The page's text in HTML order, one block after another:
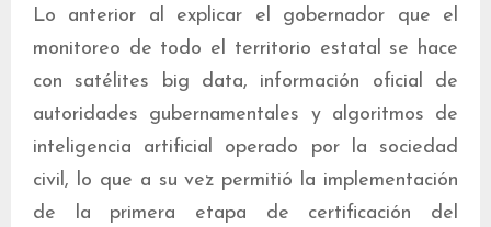
Lo anterior al explicar el gobernador que el
monitoreo de todo el territorio estatal se hace
con satélites big data, información oficial de
autoridades gubernamentales y algoritmos de
inteligencia artificial operado por la sociedad
civil, lo que a su vez permitió la implementación
de la primera etapa de certificación del